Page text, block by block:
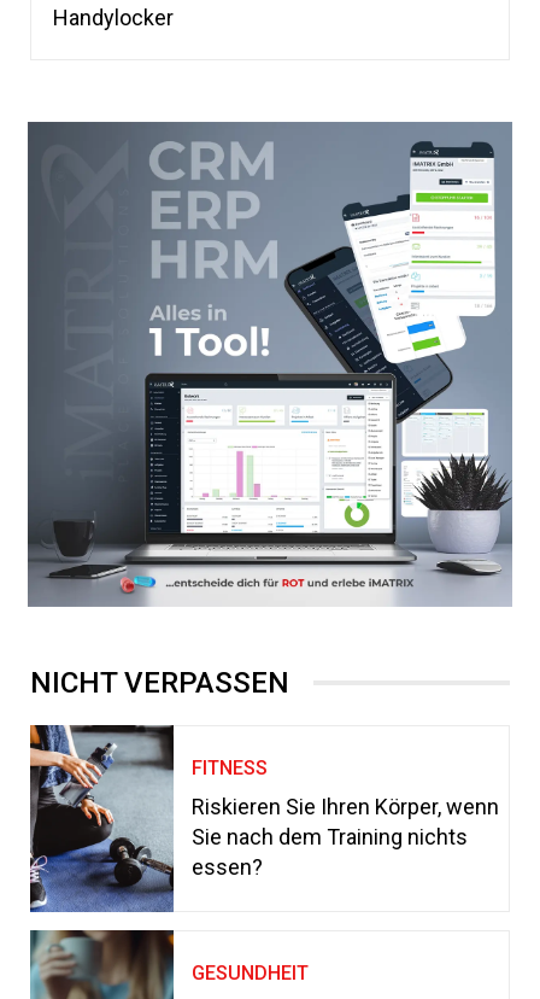
Handylocker
NICHT VERPASSEN
FITNESS
Riskieren Sie Ihren Körper, wenn
Sie nach dem Training nichts
essen?
GESUNDHEIT